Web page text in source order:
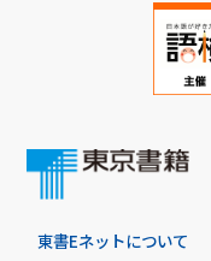
東書Eネットについて